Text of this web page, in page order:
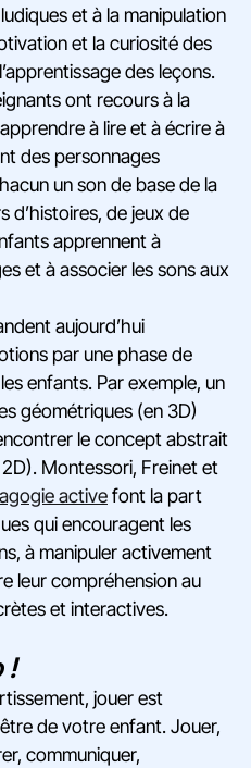
et à la manipulation
et la curiosité des
des leçons.
ont recours à la
à lire et à écrire à
des personnages
un son de base de la
d’histoires, de jeux de
apprennent à
et à associer les sons aux
aujourd’hui
par une phase de
enfants. Par exemple, un
géométriques (en 3D)
le concept abstrait
Montessori, Freinet et
activefont la part
qui encouragent les
à manipuler activement
leur compréhension au
et interactives.
!
jouer est
de votre enfant. Jouer,
communiquer,